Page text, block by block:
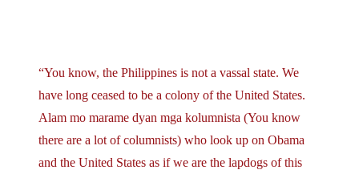
“You know, the Philippines is not a vassal state. We
have long ceased to be a colony of the United States.
Alam mo marame dyan mga kolumnista (You know
there are a lot of columnists) who look up on Obama
and the United States as if we are the lapdogs of this